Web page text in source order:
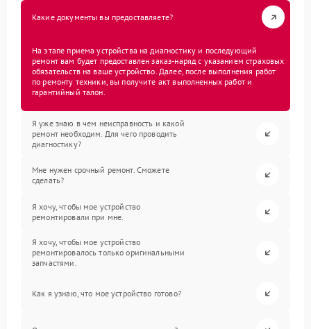
Какие документы вы предоставляете?
На этапе приема устройства на диагностику и последующий
ремонт вам будет предоставлен заказ-наряд с указанием страховых
обязательств на ваше устройство. Далее, после выполнения работ
по ремонту техники, вы получите акт выполненных работ и
гарантийный талон.
Я уже знаю в чем неисправность и какой
ремонт необходим. Для чего проводить
диагностику?
Мне нужен срочный ремонт. Сможете
сделать?
Я хочу, чтобы мое устройство
ремонтировали при мне.
Я хочу, чтобы мое устройство
ремонтировалось только оригинальными
запчастями.
Как я узнаю, что мое устройство готово?